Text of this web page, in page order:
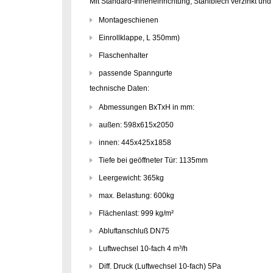
Montageschienen
Einrollklappe, L 350mm)
Flaschenhalter
passende Spanngurte
technische Daten:
Abmessungen BxTxH in mm:
außen: 598x615x2050
innen: 445x425x1858
Tiefe bei geöffneter Tür: 1135mm
Leergewicht: 365kg
max. Belastung: 600kg
Flächenlast: 999 kg/m²
Abluftanschluß DN75
Luftwechsel 10-fach 4 m³/h
Diff. Druck (Luftwechsel 10-fach) 5Pa